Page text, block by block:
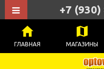
ГЛАВНАЯ МАГАЗИНЫ
+7